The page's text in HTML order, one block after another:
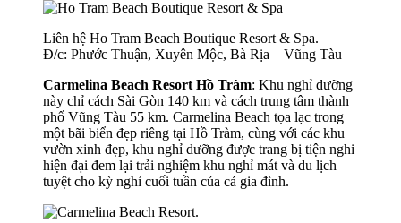
Liên hệ Ho Tram Beach Boutique Resort & Spa.
Đ/c: Phước Thuận, Xuyên Mộc, Bà Rịa – Vũng Tàu
Carmelina Beach Resort Hồ Tràm: Khu nghỉ dưỡng
này chỉ cách Sài Gòn 140 km và cách trung tâm thành
phố Vũng Tàu 55 km. Carmelina Beach tọa lạc trong
một bãi biển đẹp riêng tại Hồ Tràm, cùng với các khu
vườn xinh đẹp, khu nghỉ dưỡng được trang bị tiện nghi
hiện đại đem lại trải nghiệm khu nghỉ mát và du lịch
tuyệt cho kỳ nghỉ cuối tuần của cả gia đình.